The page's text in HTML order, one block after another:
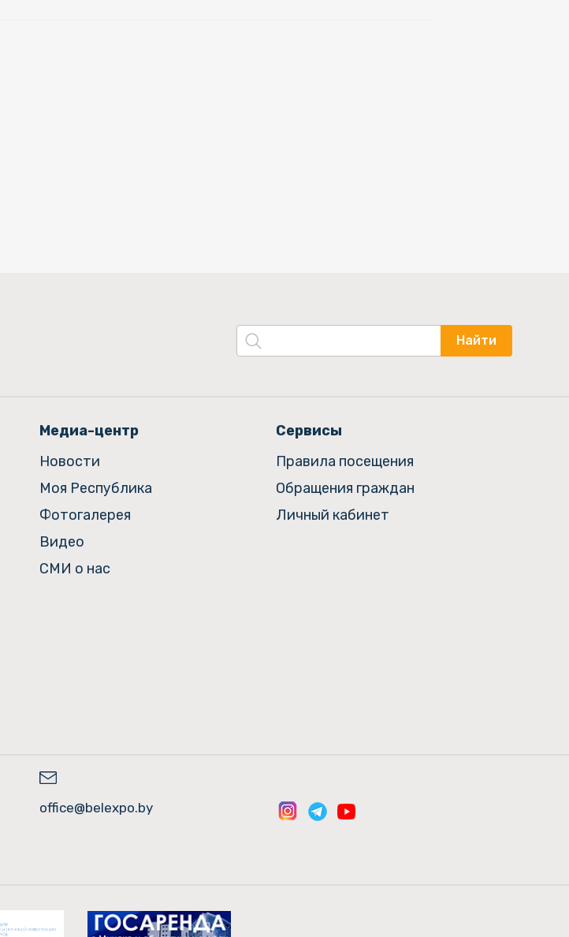
Найти
Медиа-центр
Новости
Моя Республика
Фотогалерея
Видео
СМИ о нас
Сервисы
Правила посещения
Обращения граждан
Личный кабинет
office@belexpo.by